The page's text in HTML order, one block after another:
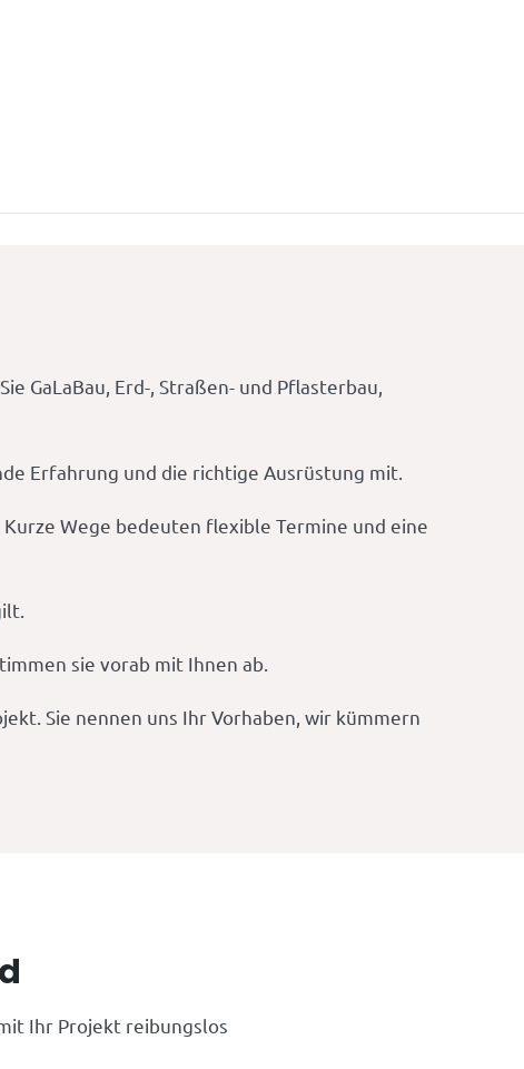
GaLaBau, Erd-, Straßen- und Pflasterbau,
Erfahrung und die richtige Ausrüstung mit.
Wege bedeuten flexible Termine und eine
sie vorab mit Ihnen ab.
Sie nennen uns Ihr Vorhaben, wir kümmern
Ihr Projekt reibungslos